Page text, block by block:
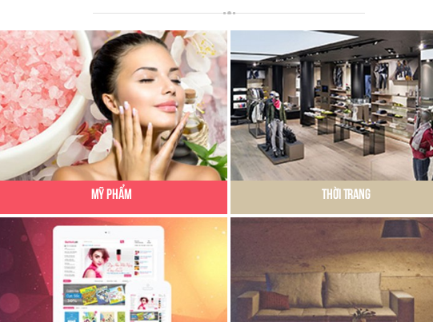
Mỹ Phẩm Thời Trang